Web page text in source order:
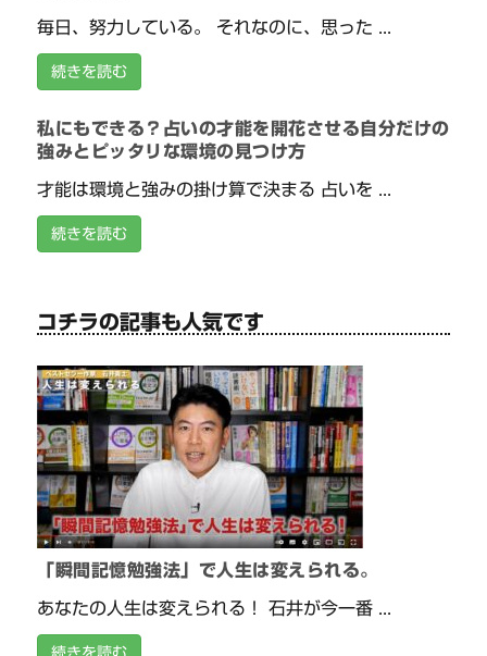
毎日、努力している。 それなのに、思った ...
続きを読む
私にもできる？占いの才能を開花させる自分だけの
強みとピッタリな環境の見つけ方
才能は環境と強みの掛け算で決まる 占いを ...
続きを読む
コチラの記事も人気です
「瞬間記憶勉強法」で人生は変えられる。
あなたの人生は変えられる！ 石井が今一番 ...
続きを読む